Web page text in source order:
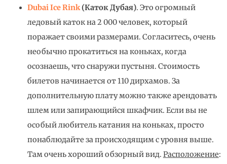
Dubai Ice Rink(Каток Дубая). Это огромный
ледовый каток на 2 000 человек, который
поражает своими размерами. Согласитесь, очень
необычно прокатиться на коньках, когда
осознаешь, что снаружи пустыня. Стоимость
билетов начинается от 110 дирхамов. За
дополнительную плату можно также арендовать
шлем или запирающийся шкафчик. Если вы не
особый любитель катания на коньках, просто
понаблюдайте за происходящим с уровня выше.
Там очень хороший обзорный вид. Расположение: